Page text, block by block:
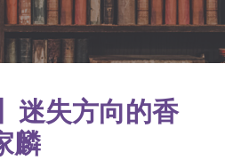
迷失方向的香
麟